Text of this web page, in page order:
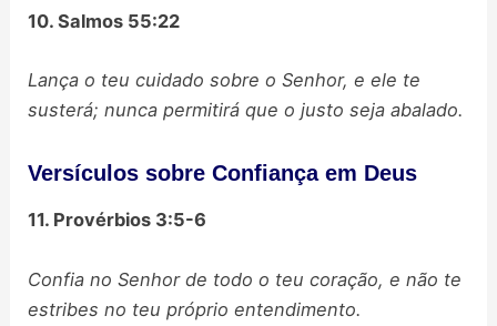
10. Salmos 55:22
Lança o teu cuidado sobre o Senhor, e ele te
susterá; nunca permitirá que o justo seja abalado.
Versículos sobre Confiança em Deus
11. Provérbios 3:5-6
Confia no Senhor de todo o teu coração, e não te
estribes no teu próprio entendimento.